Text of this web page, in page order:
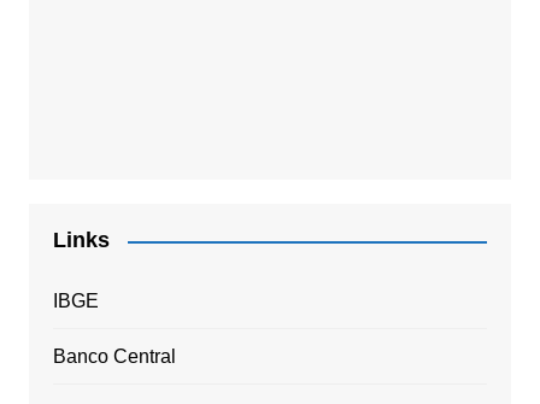
Links
IBGE
Banco Central